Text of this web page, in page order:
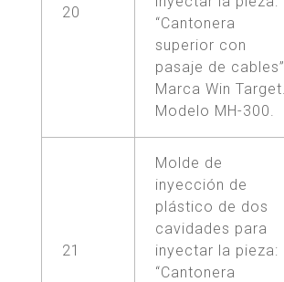
20
“Cantonera
superior con
pasaje de cables”.
Marca Win Target.
Modelo MH-300.
21
Molde de
inyección de
plástico de dos
cavidades para
inyectar la pieza:
“Cantonera